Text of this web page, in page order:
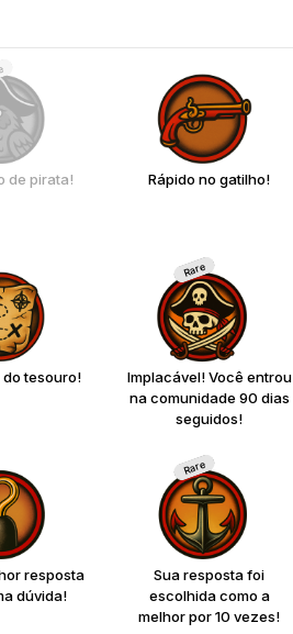
de pirata! Rápido no gatilho!
do tesouro!
Rare
Implacável! Você entrou
na comunidade 90 dias
seguidos!
resposta
dúvida!
Rare
Sua resposta foi
escolhida como a
melhor por 10 vezes!